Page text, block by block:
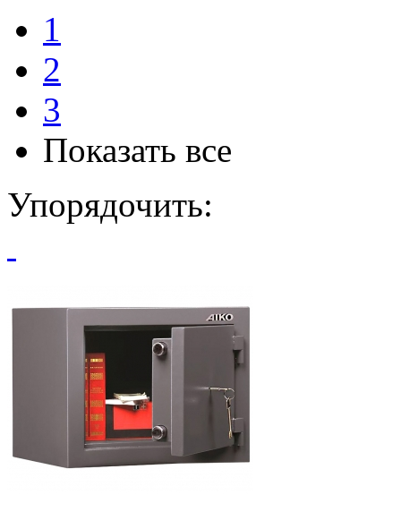
1
2
3
Показать все
Упорядочить: